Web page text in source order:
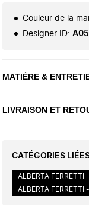
Couleur de la
Designer ID:
MATIÈRE &
LIVRAISON ET
CATÉGORIES
ALBERTA FERRETTI
ALBERTA FERRETTI